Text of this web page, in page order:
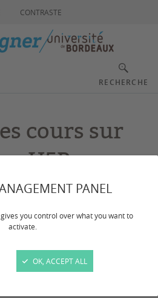
PANEL
you control over what you want to
activate.
OK, ACCEPT ALL
CONTRASTE
RECHERCHE
cours sur
H5P
adaptés à vos objectifs
simplement sur Moodle.